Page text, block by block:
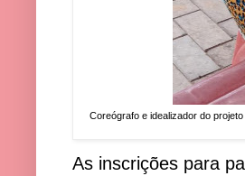
Coreógrafo e idealizador do
As inscrições para